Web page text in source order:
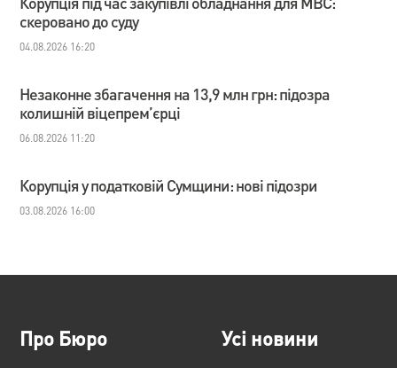
скеровано до суду
04.08.2026 16:20
Незаконне збагачення на 13,9 млн грн: підозра
колишній віцепрем’єрці
06.08.2026 11:20
Корупція у податковій Сумщини: нові підозри
03.08.2026 16:00
Про Бюро Усі новини